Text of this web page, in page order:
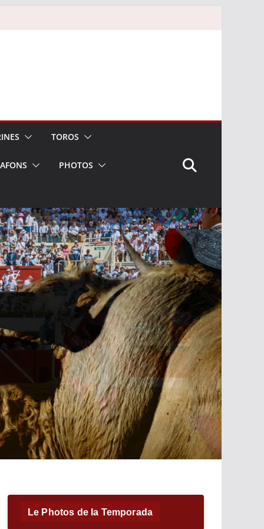
TOROS
PHOTOS
Le Photos de la Temporada